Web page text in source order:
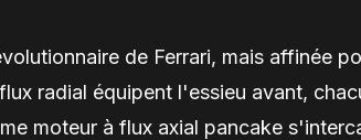
de Ferrari, mais affinée
radial équipent l'essieu avant,
moteur à flux axial pancake